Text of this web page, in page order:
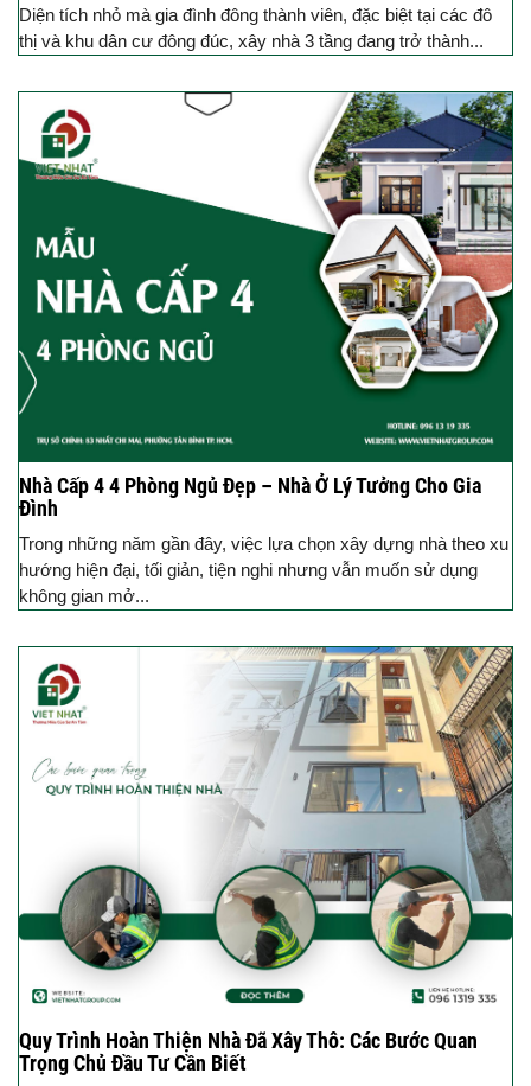
Diện tích nhỏ mà gia đình đông thành viên, đặc biệt tại các đô
thị và khu dân cư đông đúc, xây nhà 3 tầng đang trở thành...
Nhà Cấp 4 4 Phòng Ngủ Đẹp – Nhà Ở Lý Tưởng Cho Gia
Đình
Trong những năm gần đây, việc lựa chọn xây dựng nhà theo xu
hướng hiện đại, tối giản, tiện nghi nhưng vẫn muốn sử dụng
không gian mở...
Quy Trình Hoàn Thiện Nhà Đã Xây Thô: Các Bước Quan
Trọng Chủ Đầu Tư Cần Biết